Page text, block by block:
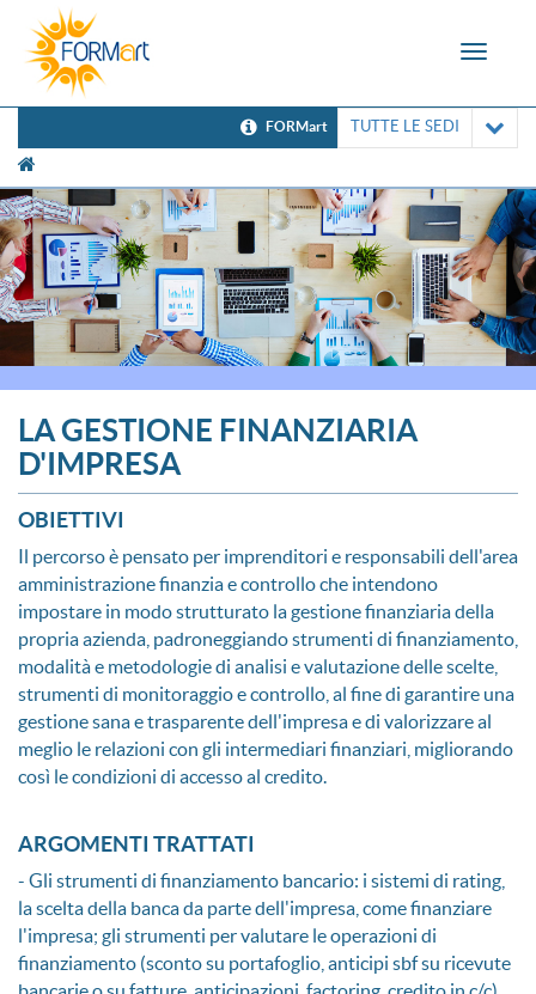
Toggle
FORMart TUTTE LE SEDI
LA GESTIONE FINANZIARIA
D'IMPRESA
OBIETTIVI
Il percorso è pensato per imprenditori e responsabili dell'area
amministrazione finanzia e controllo che intendono
impostare in modo strutturato la gestione finanziaria della
propria azienda, padroneggiando strumenti di finanziamento,
modalità e metodologie di analisi e valutazione delle scelte,
strumenti di monitoraggio e controllo, al fine di garantire una
gestione sana e trasparente dell'impresa e di valorizzare al
meglio le relazioni con gli intermediari finanziari, migliorando
così le condizioni di accesso al credito.
ARGOMENTI TRATTATI
- Gli strumenti di finanziamento bancario: i sistemi di rating,
la scelta della banca da parte dell'impresa, come finanziare
l'impresa; gli strumenti per valutare le operazioni di
finanziamento (sconto su portafoglio, anticipi sbf su ricevute